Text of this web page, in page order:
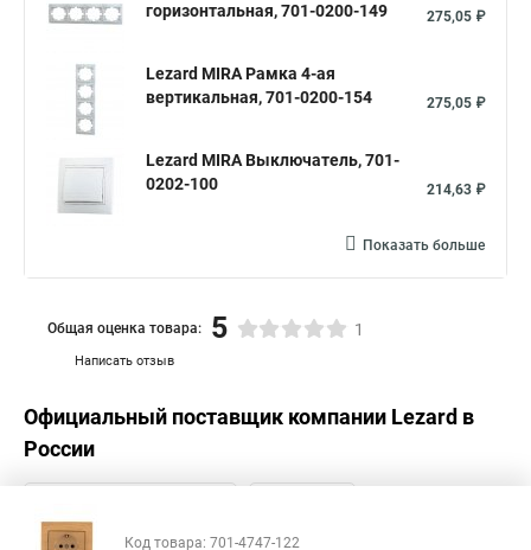
горизонтальная, 701-0200-149
275,05 ₽
Lezard MIRA Рамка 4-ая
вертикальная, 701-0200-154
275,05 ₽
Lezard MIRA Выключатель, 701-
0202-100
214,63 ₽
Показать больше
Написать отзыв
Общая оценка товара: 5 1
Официальный поставщик компании Lezard в
России
Код товара: 701-4747-122